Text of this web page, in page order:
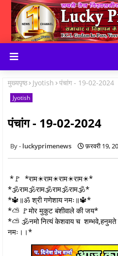
मुख्यपृष्ठ Jyotish पंचांग - 19-02-2024
Jyotish
पंचांग - 19-02-2024
luckyprimenews फ़रवरी 19,
*🚩 *राम✴️राम✴️राम✴️राम✴️*
*🕉️राम🕉️राम🕉️राम🕉️राम🕉️*
*🔱॥ॐ श्री गणेशाय नमः॥🔱*
*⛅ 🚩मोर मुकुट बंशीवाले की जय*
*⛅ 🕉नमो नित्यं केशवाय च शम्भवे,हनुमते
नमः।।*